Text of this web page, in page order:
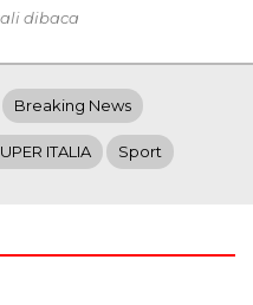
dibaca
Breaking News
ITALIA Sport